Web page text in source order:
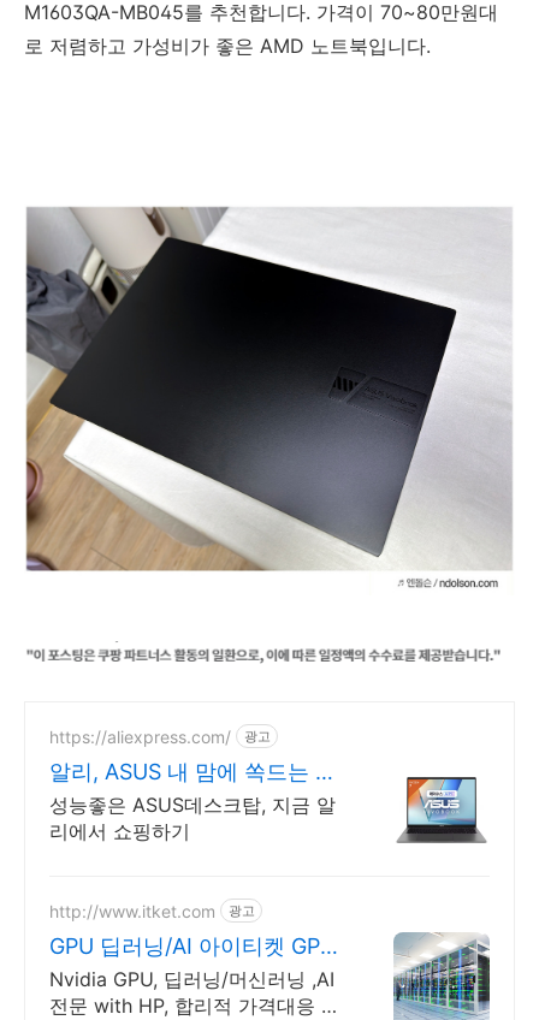
M1603QA-MB045를 추천합니다. 가격이 70~80만원대
로 저렴하고 가성비가 좋은 AMD 노트북입니다.
https://aliexpress.com/ 광고
알리, ASUS 내 맘에 쏙드는 오
늘의 특가
성능좋은 ASUS데스크탑, 지금 알
리에서 쇼핑하기
http://www.itket.com 광고
GPU 딥러닝/AI 아이티켓 GPU
서버전문, 현장설치지원
Nvidia GPU, 딥러닝/머신러닝 ,AI
전문 with HP, 합리적 가격대응 서